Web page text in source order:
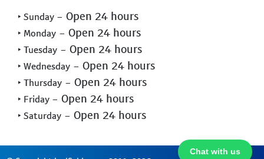
Chat with us
‣ Sunday - Open 24 hours
‣ Monday - Open 24 hours
‣ Tuesday - Open 24 hours
‣ Wednesday - Open 24 hours
‣ Thursday - Open 24 hours
‣ Friday - Open 24 hours
‣ Saturday - Open 24 hours